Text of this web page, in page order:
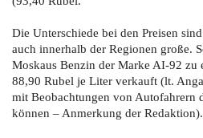
Die Unterschiede bei den Preisen
auch innerhalb der Regionen große.
Moskaus Benzin der Marke AI-92 zu
88,90 Rubel je Liter verkauft (lt.
mit Beobachtungen von Autofahrern
können – Anmerkung der Redaktion).